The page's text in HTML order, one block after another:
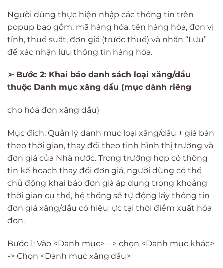
Người dùng thực hiện nhập các thông tin trên
popup bao gồm: mã hàng hóa, tên hàng hóa, đơn vị
tính, thuế suất, đơn giá (trước thuế) và nhấn “Lưu”
để xác nhận lưu thông tin hàng hóa.
➢ Bước 2: Khai báo danh sách loại xăng/dầu
thuộc Danh mục xăng dầu (mục dành riêng
cho hóa đơn xăng dầu)
Mục đích: Quản lý danh mục loại xăng/dầu + giá bán
theo thời gian, thay đổi theo tình hình thị trường và
đơn giá của Nhà nước. Trong trường hợp có thông
tin kế hoạch thay đổi đơn giá, người dùng có thể
chủ động khai báo đơn giá áp dụng trong khoảng
thời gian cụ thể, hệ thống sẽ tự động lấy thông tin
đơn giá xăng/dầu có hiệu lực tại thời điểm xuất hóa
đơn.
Bước 1: Vào <Danh mục> – > chọn <Danh mục khác>
-> Chọn <Danh mục xăng dầu>